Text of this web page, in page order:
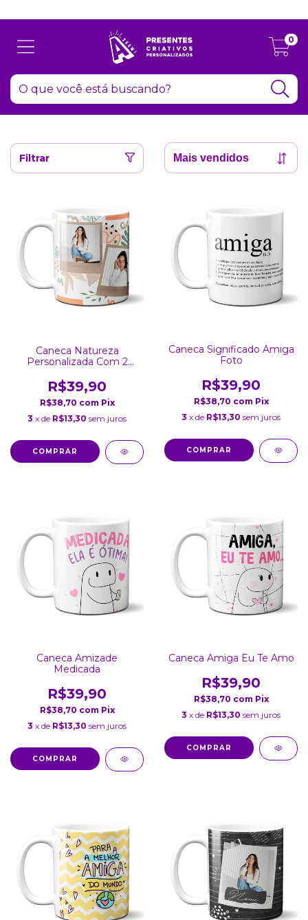
0
Filtrar
Caneca Natureza
Personalizada Com 2
R$39,90
R$38,70 com Pix
3 x de R$13,30 sem juros
COMPRAR
Caneca Significado Amiga
Foto
R$39,90
R$38,70 com Pix
3 x de R$13,30 sem juros
COMPRAR
Caneca Amizade
Medicada
R$39,90
R$38,70 com Pix
3 x de R$13,30 sem juros
COMPRAR
Caneca Amiga Eu Te Amo
R$39,90
R$38,70 com Pix
3 x de R$13,30 sem juros
COMPRAR